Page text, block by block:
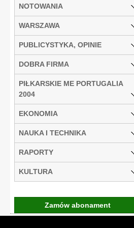
NOTOWANIA
WARSZAWA
PUBLICYSTYKA, OPINIE
DOBRA FIRMA
PIŁKARSKIE ME PORTUGALIA
2004
EKONOMIA
NAUKA I TECHNIKA
RAPORTY
KULTURA
Zamów abonament